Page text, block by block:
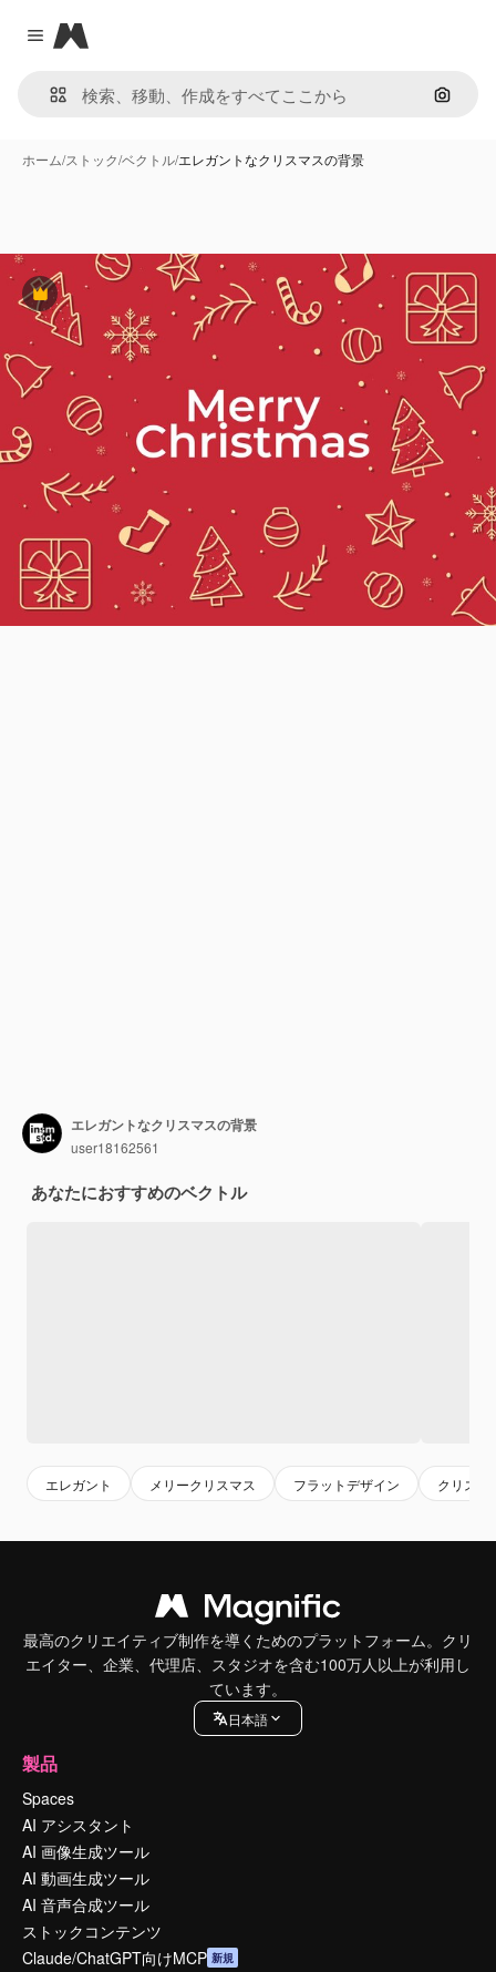
Close menu
Magnific
画像で
ホーム/ストック/ベクトル/エレガントなクリスマスの背景
Premium
エレガントなクリスマスの背景
user18162561
あなたにおすすめのベクトル
エレガント メリークリスマス フラットデザイン クリスマ
最高のクリエイティブ制作を導くためのプラットフォーム。クリ
エイター、企業、代理店、スタジオを含む100万人以上が利用し
ています。
日本語
製品
Spaces
AI アシスタント
AI 画像生成ツール
AI 動画生成ツール
AI 音声合成ツール
ストックコンテンツ
Claude/ChatGPT向けMCP 新規